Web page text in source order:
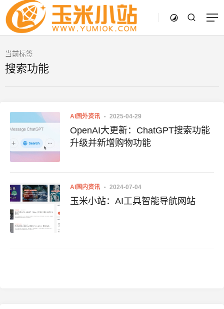
当前标签
搜索功能
AI国外资讯 2025-04-29
OpenAI大更新：ChatGPT搜索功能
升级并新增购物功能
AI国内资讯 2024-07-04
玉米小站：AI工具智能导航网站